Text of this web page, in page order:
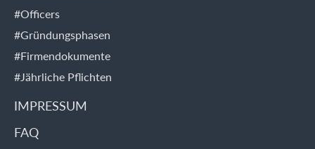
#Officers
#Gründungsphasen
#Firmendokumente
#Jährliche Pflichten
IMPRESSUM
FAQ